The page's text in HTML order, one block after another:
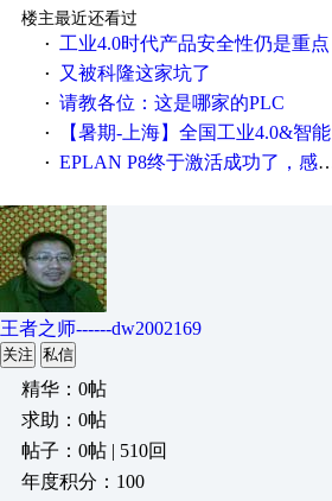
楼主最近还看过
·
工业4.0时代产品安全性仍是重点
· 又被科隆这家坑了
· 请教各位：这是哪家的PLC
· 【暑期-上海】全国工业4.0&智能制造高级培训班通知！
· EPLAN P8终于激活成功了，感谢网上无私的高人！
王者之师------dw2002169
关注 私信
精华：0帖
求助：0帖
帖子：0帖 | 510回
年度积分：100